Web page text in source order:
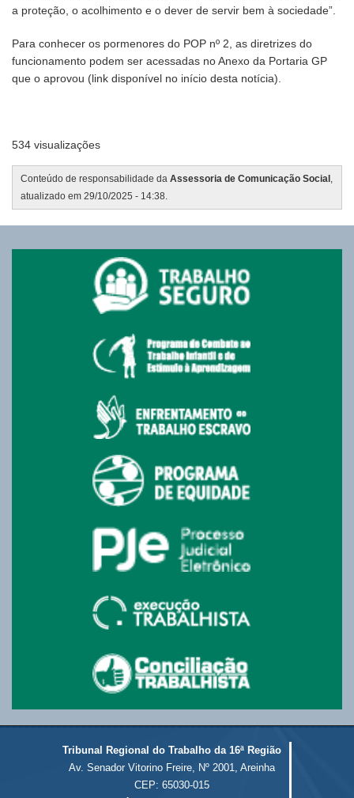
a proteção, o acolhimento e o dever de servir bem à sociedade”.
Para conhecer os pormenores do POP nº 2, as diretrizes do
funcionamento podem ser acessadas no Anexo da Portaria GP
que o aprovou (link disponível no início desta notícia).
534 visualizações
Conteúdo de responsabilidade da Assessoria de Comunicação Social ,
atualizado em 29/10/2025 - 14:38.
Tribunal Regional do Trabalho da 16ª Região
Av. Senador Vitorino Freire, Nº 2001, Areinha
CEP: 65030-015